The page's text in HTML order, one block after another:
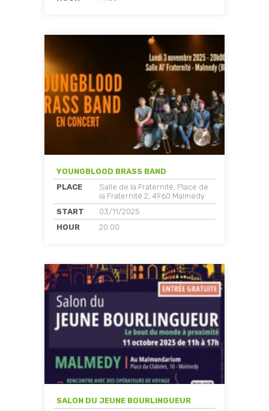
YOUNGBLOOD BRASS BAND
PLACE
Salle de la Fraternité, Place de
la Fraternité 2, 4960 Malmedy
START
03/11/2025
HOUR
20:00
SALON DU JEUNE BOURLINGUEUR